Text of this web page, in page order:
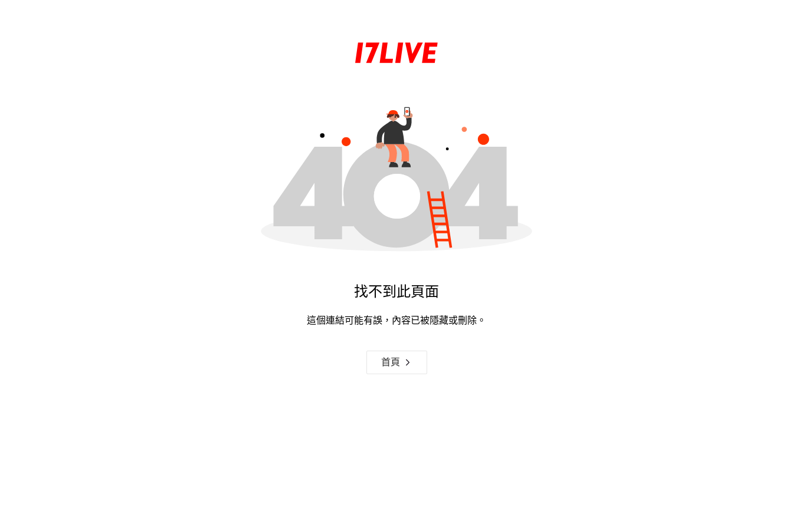
找不到此頁面
這個連結可能有誤，內容已被隱藏或刪除。
首頁